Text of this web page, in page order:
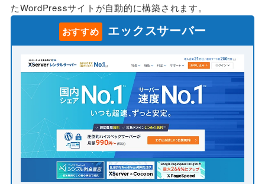
たWordPressサイトが自動的に構築されます。
おすすめ エックスサーバー